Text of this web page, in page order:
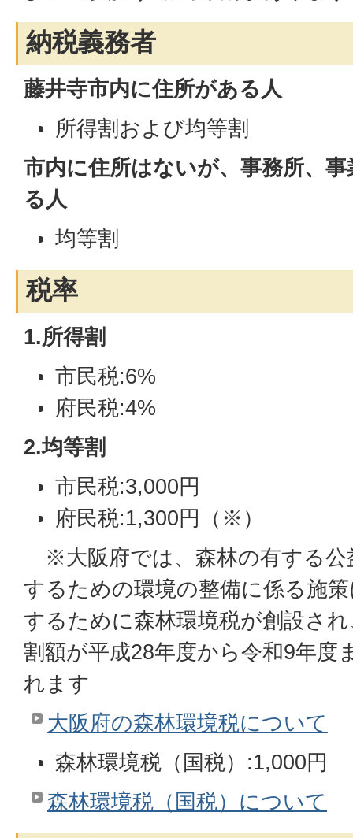
納税義務者
藤井寺市内に住所がある人
所得割および均等割
市内に住所はないが、事務所、
る人
均等割
税率
1.所得割
市民税:6%
府民税:4%
2.均等割
市民税:3,000円
府民税:1,300円（※）
※大阪府では、森林の有する公
するための環境の整備に係る施
するために森林環境税が創設さ
割額が平成28年度から令和9年度
れます
大阪府の森林環境税について
森林環境税（国税）:1,000円
森林環境税（国税）について